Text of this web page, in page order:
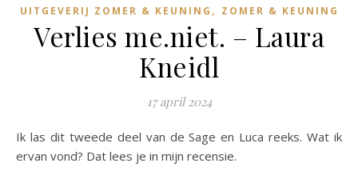
UITGEVERIJ ZOMER & KEUNING , ZOMER & KEUNING
Verlies me.niet. – Laura
Kneidl
17 april 2024
Ik las dit tweede deel van de Sage en Luca reeks. Wat ik
ervan vond? Dat lees je in mijn recensie.